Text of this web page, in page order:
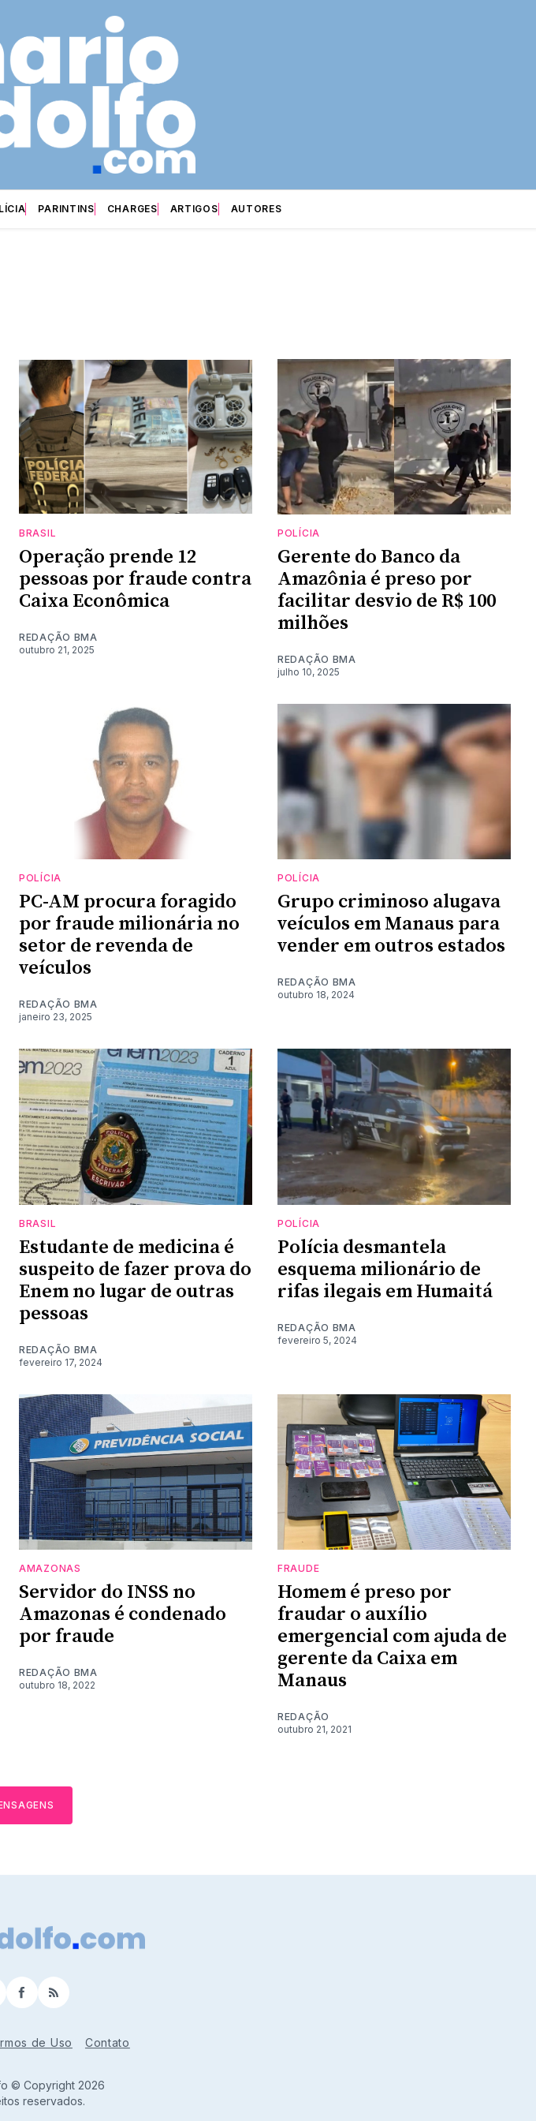
PARINTINS CHARGES ARTIGOS AUTORES
BRASIL
Operação prende 12
pessoas por fraude contra
Caixa Econômica
REDAÇÃO BMA
outubro 21, 2025
POLÍCIA
Gerente do Banco da
Amazônia é preso por
facilitar desvio de R$ 100
milhões
REDAÇÃO BMA
julho 10, 2025
POLÍCIA
PC-AM procura foragido
por fraude milionária no
setor de revenda de
veículos
REDAÇÃO BMA
janeiro 23, 2025
POLÍCIA
Grupo criminoso alugava
veículos em Manaus para
vender em outros estados
REDAÇÃO BMA
outubro 18, 2024
BRASIL
Estudante de medicina é
suspeito de fazer prova do
Enem no lugar de outras
pessoas
REDAÇÃO BMA
fevereiro 17, 2024
POLÍCIA
Polícia desmantela
esquema milionário de
rifas ilegais em Humaitá
REDAÇÃO BMA
fevereiro 5, 2024
AMAZONAS
Servidor do INSS no
Amazonas é condenado
por fraude
REDAÇÃO BMA
outubro 18, 2022
FRAUDE
Homem é preso por
fraudar o auxílio
emergencial com ajuda de
gerente da Caixa em
Manaus
REDAÇÃO
outubro 21, 2021
Facebook
RSS
de Uso Contato
© Copyright 2026
reservados.